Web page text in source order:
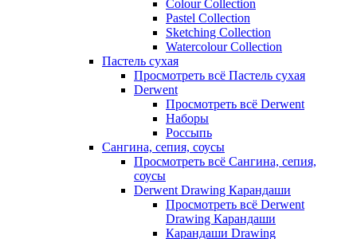
Colour Collection
Pastel Collection
Sketching Collection
Watercolour Collection
Пастель сухая
Просмотреть всё Пастель сухая
Derwent
Просмотреть всё Derwent
Наборы
Россыпь
Сангина, сепия, соусы
Просмотреть всё Сангина, сепия,
соусы
Derwent Drawing Карандаши
Просмотреть всё Derwent
Drawing Карандаши
Карандаши Drawing